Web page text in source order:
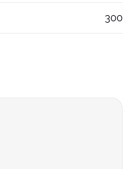
300